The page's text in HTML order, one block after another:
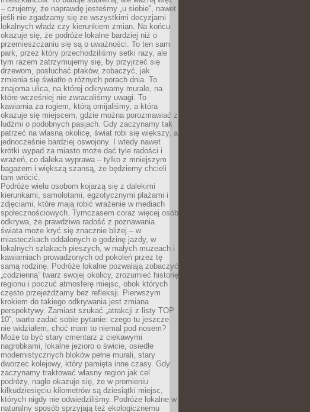
– czujemy, że naprawdę jesteśmy „u siebie”, nawet
jeśli nie zgadzamy się ze wszystkimi decyzjami
lokalnych władz czy kierunkiem zmian. Na końcu
okazuje się, że podróże lokalne bardziej niż o
przemieszczaniu się są o uważności. To ten sam
park, przez który przechodziliśmy setki razy, ale
tym razem zatrzymujemy się, by przyjrzeć się
drzewom, posłuchać ptaków, zobaczyć, jak
zmienia się światło o różnych porach dnia. To
znajoma ulica, na której odkrywamy murale, na
które wcześniej nie zwracaliśmy uwagi. To
kawiarnia za rogiem, którą omijaliśmy, a która
okazuje się miejscem, gdzie można porozmawiać z
ludźmi o podobnych pasjach. Gdy zaczynamy tak
patrzeć na własną okolicę, świat robi się większy, a
jednocześnie bardziej oswojony. I wtedy nawet
krótki wypad za miasto może dać tyle radości i
wrażeń, co daleka wyprawa – tylko z mniejszym
bagażem i większą szansą, że będziemy chcieli
tam wrócić.
Podróże wielu osobom kojarzą się z dalekimi
kierunkami, samolotami, egzotycznymi plażami i
zdjęciami, które mają robić wrażenie w mediach
społecznościowych. Tymczasem coraz więcej osób
odkrywa, że prawdziwa radość z poznawania
świata może kryć się znacznie bliżej – w
miasteczkach oddalonych o godzinę jazdy, w
lokalnych szlakach pieszych, w małych muzeach i
kawiarniach prowadzonych od pokoleń przez tę
samą rodzinę. Podróże lokalne pozwalają zobaczyć
„codzienną” twarz swojej okolicy, zrozumieć historię
regionu i poczuć atmosferę miejsc, obok których
często przejeżdżamy bez refleksji. Pierwszym
krokiem do takiego odkrywania jest zmiana
perspektywy. Zamiast szukać „atrakcji z listy TOP
10”, warto zadać sobie pytanie: czego tu jeszcze
nie widziałem, choć mam to niemal pod nosem?
Może to być stary cmentarz z ciekawymi
nagrobkami, lokalne jezioro o świcie, osiedle
modernistycznych bloków pełne murali, stary
dworzec kolejowy, który pamięta inne czasy. Gdy
zaczynamy traktować własny region jak cel
podróży, nagle okazuje się, że w promieniu
kilkudziesięciu kilometrów są dziesiątki miejsc,
których nigdy nie odwiedziliśmy. Podróże lokalne w
naturalny sposób sprzyjają też ekologicznemu